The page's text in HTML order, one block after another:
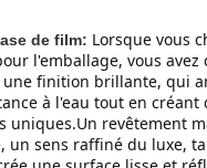
de film: Lorsque vous
l'emballage, vous avez
finition brillante, qui
à l'eau tout en créant
uniques.Un revêtement
un sens raffiné du luxe,